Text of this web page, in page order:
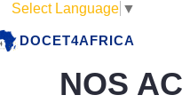
Select Language ▼
DOCET4AFRICA
NOS